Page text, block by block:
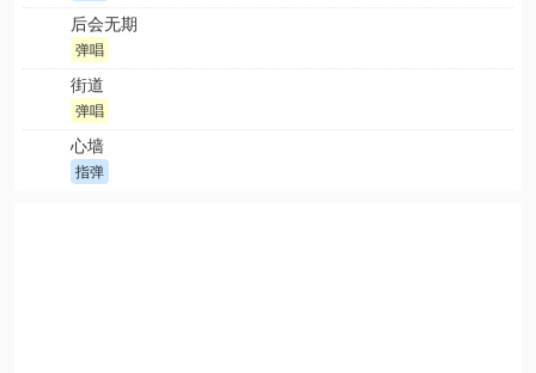
后会无期
弹唱
街道
弹唱
心墙
指弹